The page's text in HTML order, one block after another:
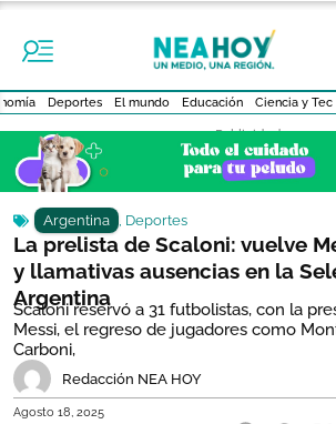
Deportes El mundo Educación Ciencia y Tec
- Publicidad -
Argentina , Deportes
La prelista de Scaloni: vuelve
y llamativas ausencias en la
Argentina
Scaloni reservó a 31 futbolistas, con la
Messi, el regreso de jugadores como
Carboni,
Redacción NEA HOY
Agosto 18, 2025